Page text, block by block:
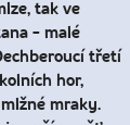
tak ve
- malé
třetí
hor,
mraky.